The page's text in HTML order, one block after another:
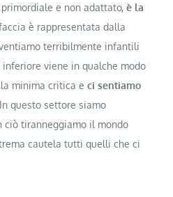
e non adattato, è la
è rappresentata dalla
terribilmente infantili
viene in qualche modo
minima critica eci sentiamo
In questo settore siamo
ciò tiranneggiamo il mondo
cautela tutti quelli che ci